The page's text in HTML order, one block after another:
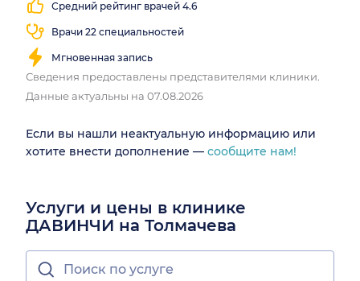
Средний рейтинг врачей 4.6
Врачи 22 специальностей
Мгновенная запись
Сведения предоставлены представителями клиники.
Данные актуальны на 07.08.2026
Если вы нашли неактуальную информацию или
хотите внести дополнение — сообщите нам!
Услуги и цены в клинике
ДАВИНЧИ на Толмачева